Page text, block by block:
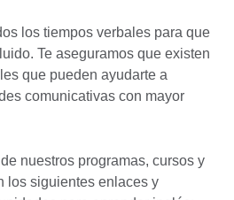
los tiempos verbales para que
Te aseguramos que existen
que pueden ayudarte a
comunicativas con mayor
nuestros programas, cursos y
los siguientes enlaces y